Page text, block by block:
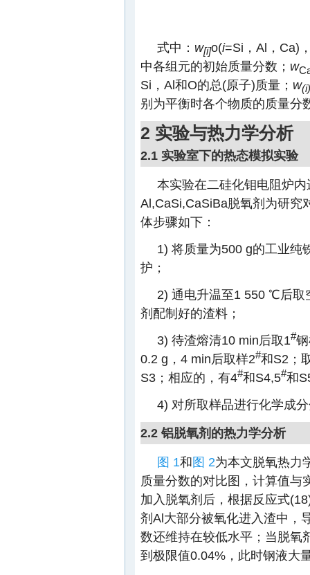
式中： w[i]o(i=Si，Al，Ca)
中各组元的初始质量分数； w
Si，Al和O的总(原子)质量； w(i)
别为平衡时各个物质的质量分
2 实验与热力学分析
2.1 实验室下的热态模拟实验
本实验在二硅化钼电阻炉
Al,CaSi,CaSiBa脱氧剂为研究
体步骤如下：
1) 将质量为500 g的工业纯
护；
2) 通电升温至1 550 ℃后取
剂配制好的渣料；
3) 待渣熔清10 min后取1#
0.2 g，4 min后取样2#和S2；
S3；相应的，有4#和S4,5#和
4) 对所取样品进行化学成
2.2 铝脱氧剂的热力学分析
图 1和图 2为本文脱氧热力
质量分数的对比图，计算值与
加入脱氧剂后，根据反应式
剂Al大部分被氧化进入渣中，
数还维持在较低水平；当脱氧
到极限值0.04%，此时钢液大